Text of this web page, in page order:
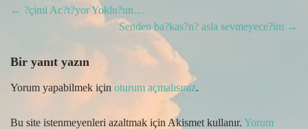
Post
navigation
← ?çimi Ac?t?yor Yoklu?un…
Senden ba?kas?n? asla sevmeyece?im →
Bir yanıt yazın
Yorum yapabilmek için oturum açmalısınız.
Bu site istenmeyenleri azaltmak için Akismet kullanır. Yorum